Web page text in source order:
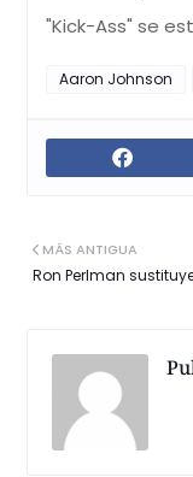
"Kick-Ass" se
Aaron Johnson
MÁS ANTIGUA
Ron Perlman